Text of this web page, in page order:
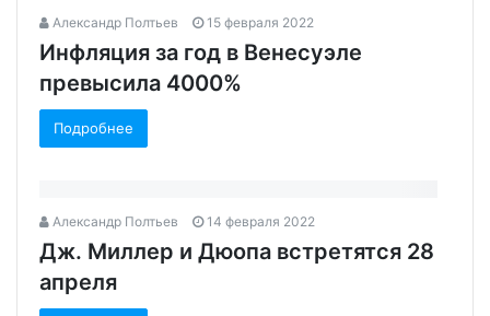
Александр Полтьев 15 февраля 2022
Инфляция за год в Венесуэле
превысила 4000%
Подробнее
Александр Полтьев 14 февраля 2022
Дж. Миллер и Дюопа встретятся 28
апреля